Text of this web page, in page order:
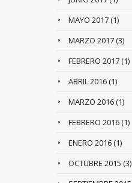
MAYO 2017(1)
MARZO 2017(3)
FEBRERO 2017(1)
ABRIL 2016(1)
MARZO 2016(1)
FEBRERO 2016(1)
ENERO 2016(1)
OCTUBRE 2015 (3)